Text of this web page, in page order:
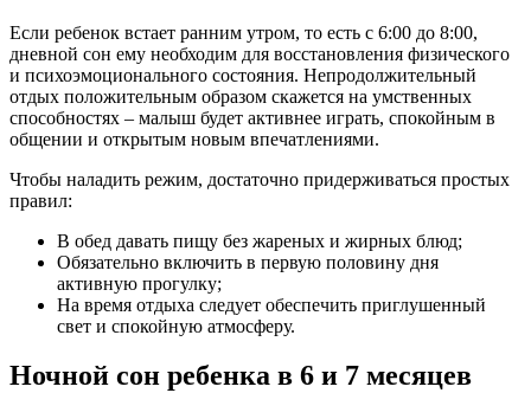
Если ребенок встает ранним утром, то есть с 6:00 до 8:00,
дневной сон ему необходим для восстановления физического
и психоэмоционального состояния. Непродолжительный
отдых положительным образом скажется на умственных
способностях – малыш будет активнее играть, спокойным в
общении и открытым новым впечатлениями.
Чтобы наладить режим, достаточно придерживаться простых
правил:
В обед давать пищу без жареных и жирных блюд;
Обязательно включить в первую половину дня
активную прогулку;
На время отдыха следует обеспечить приглушенный
свет и спокойную атмосферу.
Ночной сон ребенка в 6 и 7 месяцев